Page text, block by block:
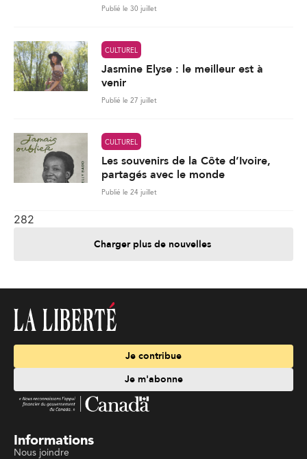
Publié le 30 juillet
CULTUREL
Jasmine Elyse : le meilleur est à
venir
Publié le 27 juillet
CULTUREL
Les souvenirs de la Côte d’Ivoire,
partagés avec le monde
Publié le 24 juillet
282
Charger plus de nouvelles
Je contribue
Je m'abonne
Informations
Nous joindre